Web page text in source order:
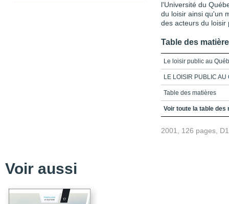
l'Université du
du loisir ainsi qu'un
des acteurs du loisir
Table des
Le loisir public au
LE LOISIR PUBLIC AU
Table des matières
Présentation
Voir toute la table des
2001, 126 pages,
Voir aussi